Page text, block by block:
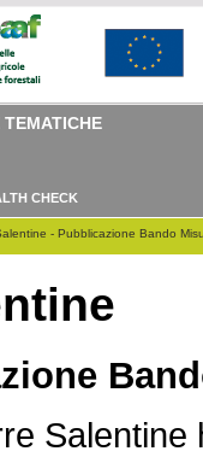
TEMATICHE
CHECK
- Pubblicazione Bando
Salentine